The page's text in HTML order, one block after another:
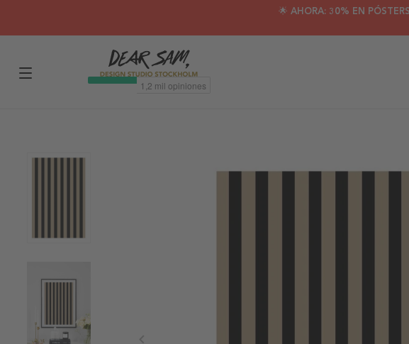
🌟 AHORA: 30% EN